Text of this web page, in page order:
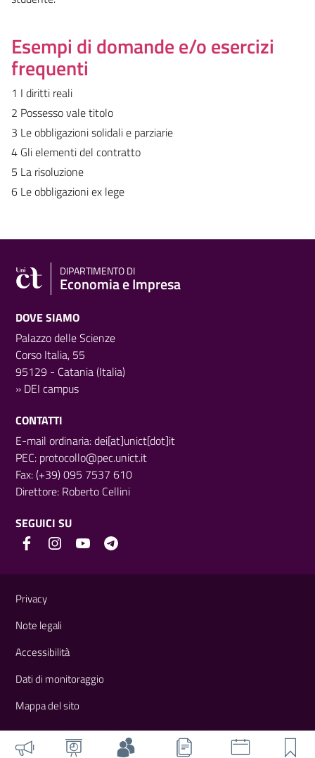
Esempi di domande e/o esercizi
frequenti
1 I diritti reali
2 Possesso vale titolo
3 Le obbligazioni solidali e parziarie
4 Gli elementi del contratto
5 La risoluzione
6 Le obbligazioni ex lege
DIPARTIMENTO DI
Economia e Impresa
DOVE SIAMO
Palazzo delle Scienze
Corso Italia, 55
95129 - Catania (Italia)
» DEI campus
CONTATTI
E-mail ordinaria: dei[at]unict[dot]it
PEC: protocollo@pec.unict.it
Fax: (+39) 095 7537 610
Direttore: Roberto Cellini
SEGUICI SU
Privacy
Note legali
Accessibilità
Dati di monitoraggio
Mappa del sito